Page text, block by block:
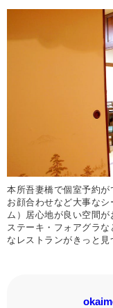
本所吾妻橋で個室予約が
お顔合わせなど大事な
ム）居心地が良い空間
ステーキ・フォアグラ
なレストランがきっと見